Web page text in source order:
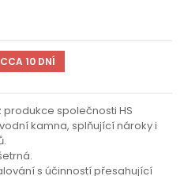
CCA 10 DNÍ
produkce společnosti HS
kamna, splňující nároky i
s účinností přesahující